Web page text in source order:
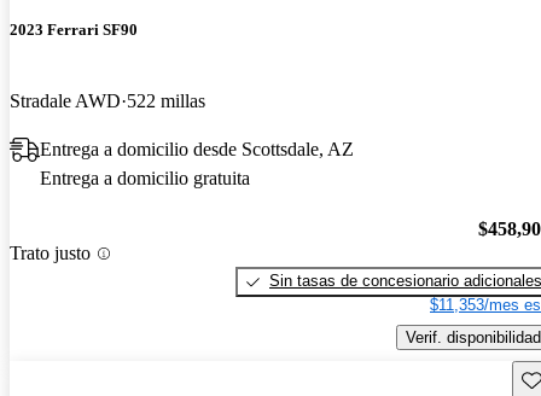
2023 Ferrari SF90
Stradale AWD 522 millas
Entrega a domicilio desde Scottsdale, AZ
Entrega a domicilio gratuita
Trato justo
Sin tasas de concesionario adicionales
$11,353/mes
Verif. disponibilidad